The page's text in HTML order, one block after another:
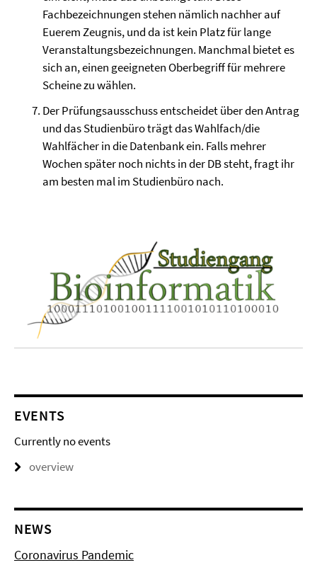
Fachbezeichnungen stehen nämlich nachher auf
Euerem Zeugnis, und da ist kein Platz für lange
Veranstaltungsbezeichnungen. Manchmal bietet es
sich an, einen geeigneten Oberbegriff für mehrere
Scheine zu wählen.
Der Prüfungsausschuss entscheidet über den Antrag
und das Studienbüro trägt das Wahlfach/die
Wahlfächer in die Datenbank ein. Falls mehrer
Wochen später noch nichts in der DB steht, fragt ihr
am besten mal im Studienbüro nach.
EVENTS
Currently no events
overview
NEWS
Coronavirus Pandemic